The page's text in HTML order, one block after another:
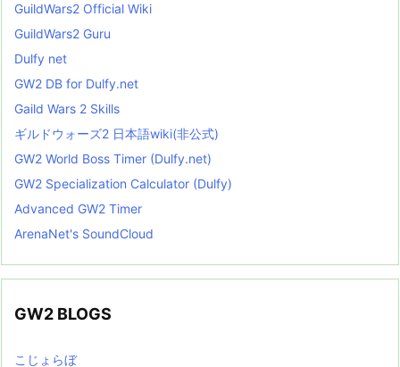
GuildWars2 Official Wiki
GuildWars2 Guru
Dulfy net
GW2 DB for Dulfy.net
Gaild Wars 2 Skills
ギルドウォーズ2 日本語wiki(非公式)
GW2 World Boss Timer (Dulfy.net)
GW2 Specialization Calculator (Dulfy)
Advanced GW2 Timer
ArenaNet's SoundCloud
GW2 BLOGS
こじょらぼ